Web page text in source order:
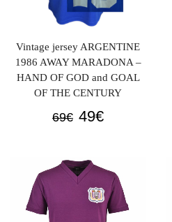
Vintage jersey ARGENTINE
1986 AWAY MARADONA –
HAND OF GOD and GOAL
OF THE CENTURY
69€ Original
69€.
49€Current
49€.